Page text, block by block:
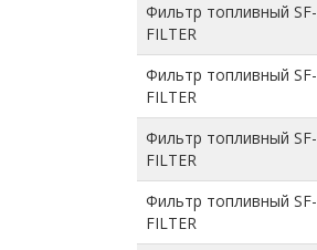
Фильтр топливный SF-
FILTER
Фильтр топливный SF-
FILTER
Фильтр топливный SF-
FILTER
Фильтр топливный SF-
FILTER